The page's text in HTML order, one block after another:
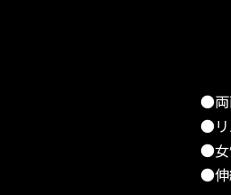
●両
●リ
●女
●伸